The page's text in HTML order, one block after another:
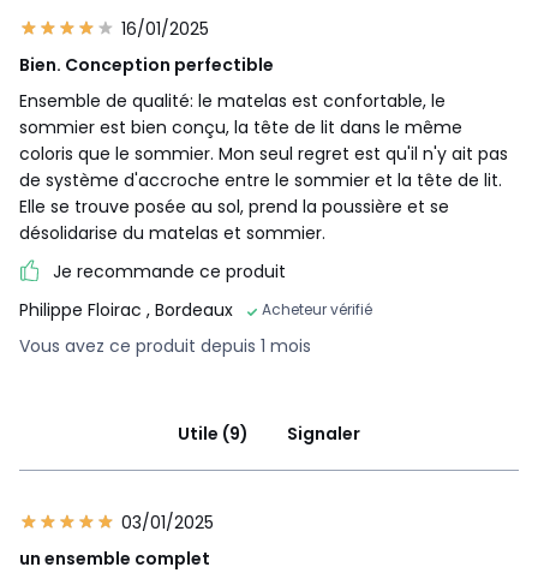
16/01/2025
Bien. Conception perfectible
Ensemble de qualité: le matelas est confortable, le
sommier est bien conçu, la tête de lit dans le même
coloris que le sommier. Mon seul regret est qu'il n'y ait pas
de système d'accroche entre le sommier et la tête de lit.
Elle se trouve posée au sol, prend la poussière et se
désolidarise du matelas et sommier.
Je recommande ce produit
Philippe Floirac , Bordeaux Acheteur vérifié
Vous avez ce produit depuis 1 mois
Utile (9) Signaler
03/01/2025
un ensemble complet